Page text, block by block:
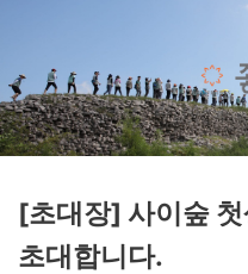
츠
로
건
뛰
기
[초대장] 사이숲
초대합니다.